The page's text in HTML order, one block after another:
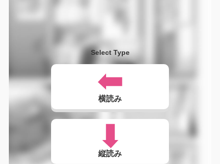
Select Type
横読み
縦読み